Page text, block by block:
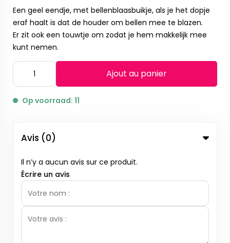
Een geel eendje, met bellenblaasbuikje, als je het dopje
eraf haalt is dat de houder om bellen mee te blazen.
Er zit ook een touwtje om zodat je hem makkelijk mee
kunt nemen.
Ajout au panier
Op voorraad: 11
Avis (0)
Il n’y a aucun avis sur ce produit.
Écrire un avis